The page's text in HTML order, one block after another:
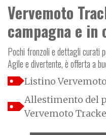
Vervemoto
campagna e in
Pochi fronzoli e dettagli curati
Agile e divertente, è offerta a
Listino
Allestimento del
Vervemoto